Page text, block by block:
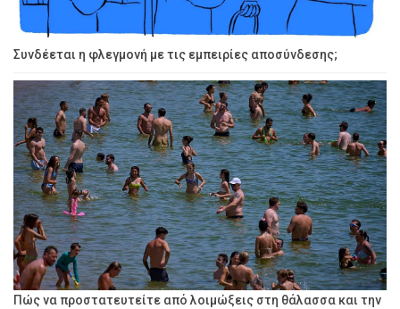
Συνδέεται η φλεγμονή με τις εμπειρίες αποσύνδεσης;
Πώς να προστατευτείτε από λοιμώξεις στη θάλασσα και την